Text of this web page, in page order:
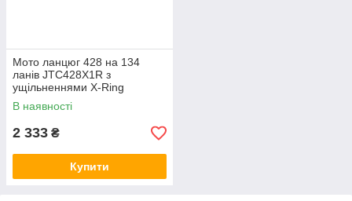
Мото ланцюг 428 на 134
ланів JTC428X1R з
ущільненнями X-Ring
сталева
В наявності
2 333 ₴
Купити